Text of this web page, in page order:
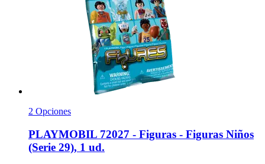
2 Opciones
PLAYMOBIL 72027 -​ Figuras -​ Figuras Niños
(Serie 29), 1 ud.